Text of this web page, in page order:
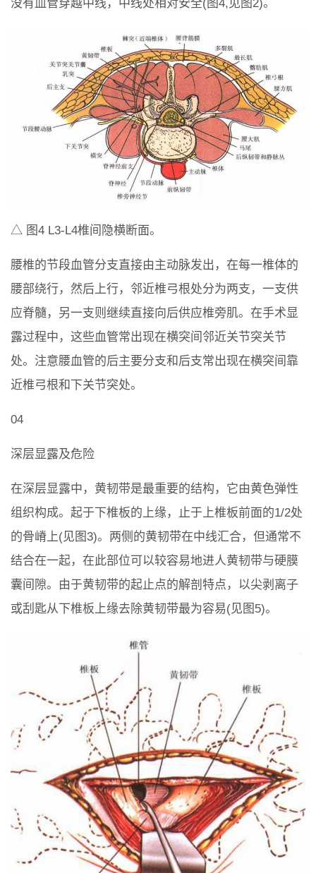
没有血管穿越中线，中线处相对安全(图4,见图2)。
△ 图4 L3-L4椎间隐横断面。
腰椎的节段血管分支直接由主动脉发出，在每一椎体的
腰部绕行，然后上行，邻近椎弓根处分为两支，一支供
应脊髓，另一支则继续直接向后供应椎旁肌。在手术显
露过程中，这些血管常出现在横突间邻近关节突关节
处。注意腰血管的后主要分支和后支常出现在横突间靠
近椎弓根和下关节突处。
04
深层显露及危险
在深层显露中，黄韧带是最重要的结构，它由黄色弹性
组织构成。起于下椎板的上缘，止于上椎板前面的1/2处
的骨嵴上(见图3)。两侧的黄韧带在中线汇合，但通常不
结合在一起，在此部位可以较容易地进人黄韧带与硬膜
囊间隙。由于黄韧带的起止点的解剖特点，以尖剥离子
或刮匙从下椎板上缘去除黄韧带最为容易(见图5)。